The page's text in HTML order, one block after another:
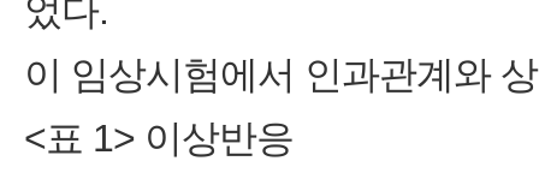
었다.
이 임상시험에서 인과관계와
<표 1> 이상반응